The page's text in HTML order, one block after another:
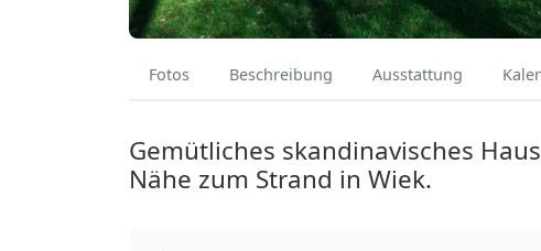
Fotos Beschreibung Ausstattung
Gemütliches skandinavisches
Nähe zum Strand in Wiek.